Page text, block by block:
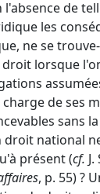
l'absence de
les
ne se
lorsque
de ses
sans
droit national
présent (cf.
, p. 55) ?